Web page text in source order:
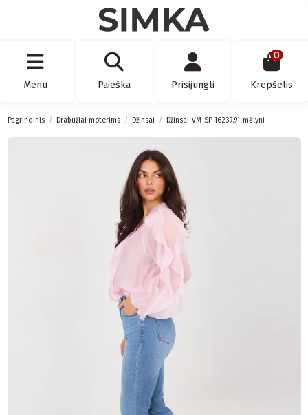
Menu Paieška Prisijungti
0
Krepšelis
Pagrindinis Drabužiai moterims Džinsai Džinsai-VM-SP-16239.91-mėlyni